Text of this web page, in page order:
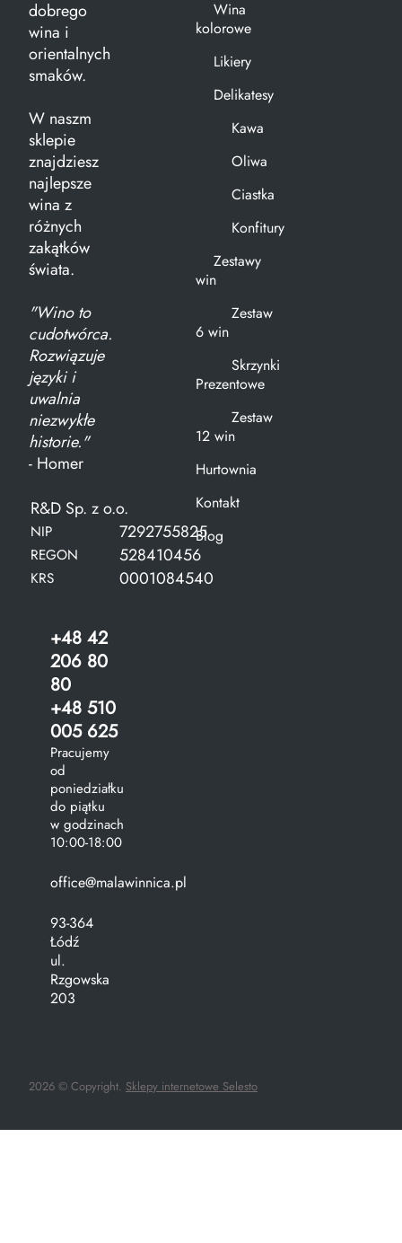
dobrego
wina i
orientalnych
smaków.
W naszm
sklepie
znajdziesz
najlepsze
wina z
różnych
zakątków
świata.
"Wino to
cudotwórca.
Rozwiązuje
języki i
uwalnia
niezwykłe
historie."
- Homer
R&D Sp. z o.o.
NIP 7292755825
REGON 528410456
KRS 0001084540
+48 42
206 80
80
+48 510
005 625
Pracujemy
od
poniedziałku
do piątku
w godzinach
10:00-18:00
office@malawinnica.pl
93-364
Łódź
ul.
Rzgowska
203
Wina
kolorowe
Likiery
Delikatesy
Kawa
Oliwa
Ciastka
Konfitury
Zestawy
win
Zestaw
6 win
Skrzynki
Prezentowe
Zestaw
12 win
Hurtownia
Kontakt
Blog
2026 © Copyright. Sklepy internetowe Selesto